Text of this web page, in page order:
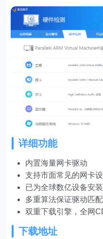
详细功能
内置海量网卡驱动
支持市面常见的网卡
已为全球数亿设备安
多重算法保证驱动匹配
双重下载引擎，全网
下载地址